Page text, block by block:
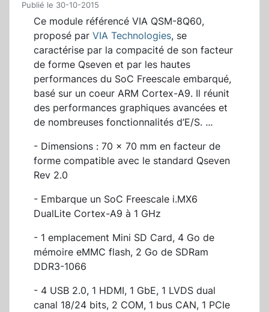
Publié le 30-10-2015
Ce module référencé VIA QSM-8Q60,
proposé par VIA Technologies, se
caractérise par la compacité de son facteur
de forme Qseven et par les hautes
performances du SoC Freescale embarqué,
basé sur un coeur ARM Cortex-A9. Il réunit
des performances graphiques avancées et
de nombreuses fonctionnalités d’E/S. ...
- Dimensions : 70 x 70 mm en facteur de
forme compatible avec le standard Qseven
Rev 2.0
- Embarque un SoC Freescale i.MX6
DualLite Cortex-A9 à 1 GHz
- 1 emplacement Mini SD Card, 4 Go de
mémoire eMMC flash, 2 Go de SDRam
DDR3-1066
- 4 USB 2.0, 1 HDMI, 1 GbE, 1 LVDS dual
canal 18/24 bits, 2 COM, 1 bus CAN, 1 PCIe